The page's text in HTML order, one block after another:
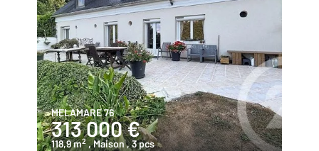
MELAMARE 76
313 000 €
118,9 m2 , Maison , 3 pcs